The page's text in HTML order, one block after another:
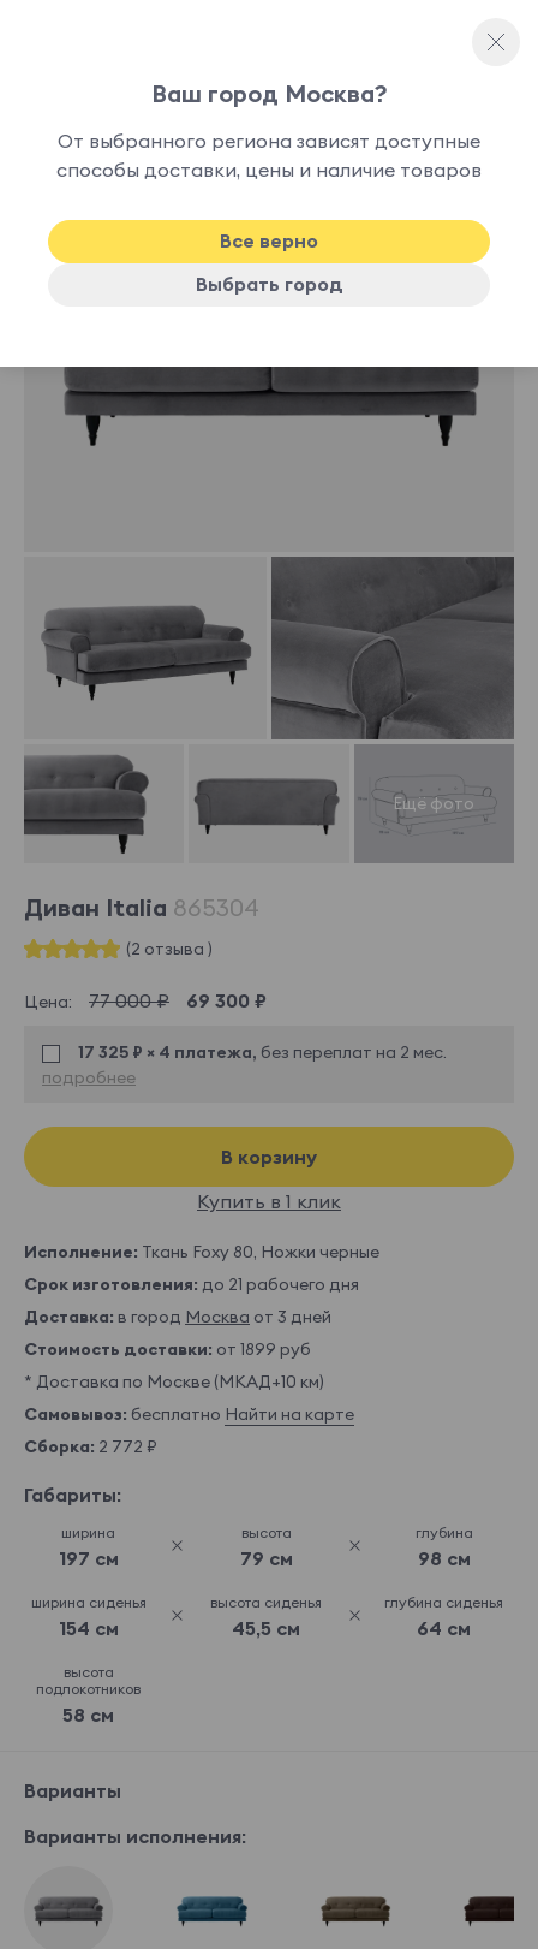
-10% Хит
Диван Italia 865304
(2 отзыва )
Цена: 77 000 ₽ 69 300 ₽
17 325 ₽ × 4 платежа, без переплат на 2 мес.
подробнее
В корзину
Купить в 1 клик
Исполнение: Ткань Foxy 80, Ножки черные
Срок изготовления: до 21 рабочего дня
Доставка: в город Москва от 3 дней
Стоимость доставки: от 1899 руб
* Доставка по Москве (МКАД+10 км)
Самовывоз: бесплатно Найти на карте
Сборка: 2 772 ₽
Габариты:
ширина
197 см
высота
79 см
глубина
98 см
ширина сиденья
154 см
высота сиденья
45,5 см
глубина сиденья
64 см
высота
подлокотников
58 см
Варианты
Варианты исполнения:
Ваш город Москва?
От выбранного региона зависят доступные
способы доставки, цены и наличие товаров
Все верно
Выбрать город